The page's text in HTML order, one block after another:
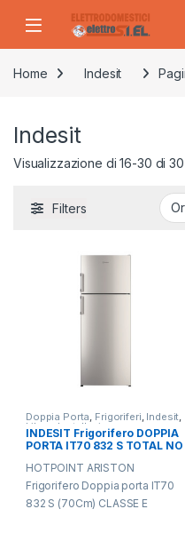
Home Indesit
Indesit
Visualizzazione di 16-30 di
Filters
Doppia Porta, Frigoriferi, Indesit,
Libera Installazione
INDESIT Frigorifero DOPPIA
PORTA IT70 832 S TOTAL NO
HOTPOINT ARISTON
Frigorifero Doppia porta IT70
832 S (70Cm) CLASSE E